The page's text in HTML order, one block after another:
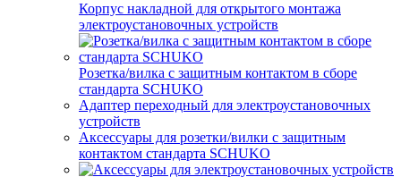
Корпус накладной для открытого монтажа
электроустановочных устройств
Розетка/вилка с защитным контактом в сборе
стандарта SCHUKO
Адаптер переходный для электроустановочных
устройств
Аксессуары для розетки/вилки с защитным
контактом стандарта SCHUKO